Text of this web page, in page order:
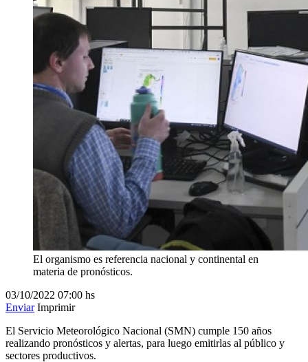
El organismo es referencia nacional y continental en
materia de pronósticos.
03/10/2022 07:00 hs
Enviar Imprimir
El Servicio Meteorológico Nacional (SMN) cumple 150 años
realizando pronósticos y alertas, para luego emitirlas al público y
sectores productivos.